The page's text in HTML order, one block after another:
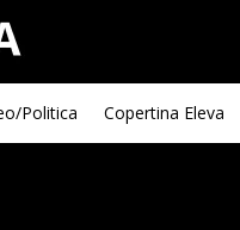
Politica Copertina Eleva